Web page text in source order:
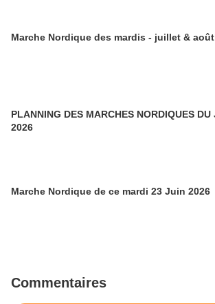
Marche Nordique des mardis - juillet & août
PLANNING DES MARCHES NORDIQUES
2026
Marche Nordique de ce mardi 23 Juin 2026
Commentaires